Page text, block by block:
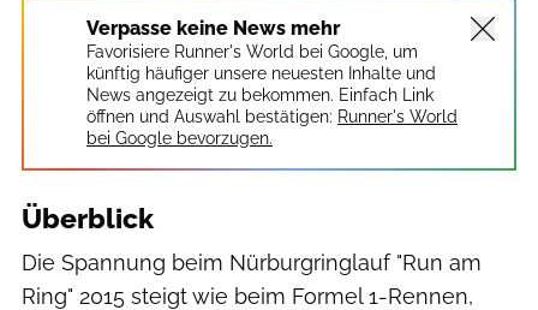
Verpasse keine News mehr
Favorisiere Runner's World bei Google, um
künftig häufiger unsere neuesten Inhalte und
News angezeigt zu bekommen. Einfach Link
öffnen und Auswahl bestätigen: Runner's World
bei Google bevorzugen.
Überblick
Die Spannung beim Nürburgringlauf "Run am
Ring" 2015 steigt wie beim Formel 1-Rennen,